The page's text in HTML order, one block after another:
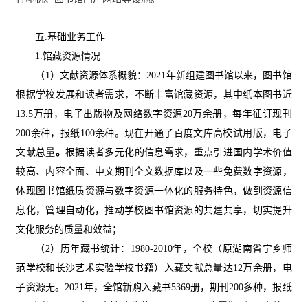
五.基础业务工作
1.馆藏资源情况
（ 1）文献资源体系概貌：2021年新组建图书馆以来，图书馆
根据学校发展和读者需求， 不断丰富馆藏资源， 其中纸本图书近
13.5 万册，电子出版物及网络数字资源20万余册，每年征订现刊
200余种，报纸100余种。现在开通了百度文库高校试用版，电子
文献总量。根据读者多元化的信息需求，重点引进国内学术价值
较高、内容全面、中文期刊全文数据库以及一些免费数字资源，
体现图书馆纸质资源与数字资源一体化的服务特色，做到资源信
息化，管理自动化，推动学校图书馆资源的共建共享，切实提升
文化服务的质量和效益 ；
（2）历年藏书统计：1980-2010年，全校（原湖南省宁乡师
范学校和长沙艺术实验学校书籍）入藏文献总量达12万余册，电
子资源无。2021年，全馆新购入藏书5369册，期刊200多种，报纸